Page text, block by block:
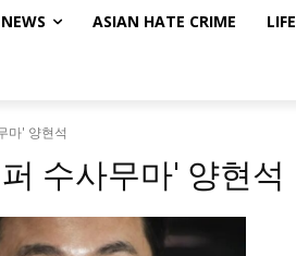
NEWS ASIAN HATE CRIME LIFE
마' 양현석
수사무마' 양현석